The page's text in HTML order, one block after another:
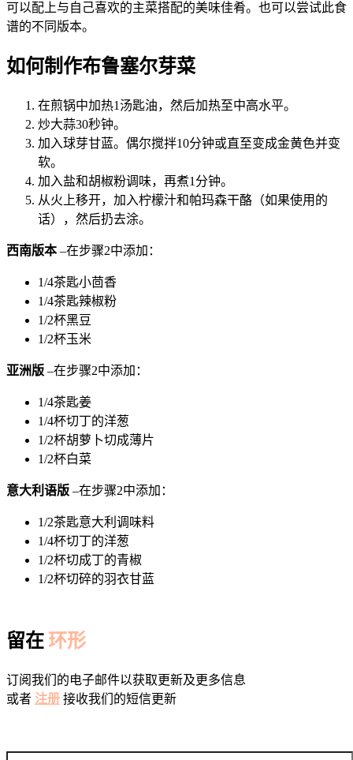
可以配上与自己喜欢的主菜搭配的美味佳肴。也可以尝试此食
谱的不同版本。
如何制作布鲁塞尔芽菜
在煎锅中加热1汤匙油，然后加热至中高水平。
炒大蒜30秒钟。
加入球芽甘蓝。偶尔搅拌10分钟或直至变成金黄色并变
软。
加入盐和胡椒粉调味，再煮1分钟。
从火上移开，加入柠檬汁和帕玛森干酪（如果使用的
话），然后扔去涂。
西南版本–在步骤2中添加：
1/4茶匙小茴香
1/4茶匙辣椒粉
1/2杯黑豆
1/2杯玉米
亚洲版 –在步骤2中添加：
1/4茶匙姜
1/4杯切丁的洋葱
1/2杯胡萝卜切成薄片
1/2杯白菜
意大利语版 –在步骤2中添加：
1/2茶匙意大利调味料
1/4杯切丁的洋葱
1/2杯切成丁的青椒
1/2杯切碎的羽衣甘蓝
留在 环形
订阅我们的电子邮件以获取更新及更多信息
或者 注册 接收我们的短信更新